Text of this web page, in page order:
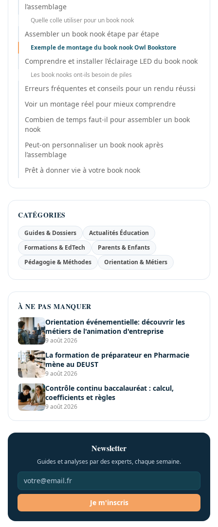
l’assemblage
Quelle colle utiliser pour un book nook
Assembler un book nook étape par étape
Exemple de montage du book nook Owl Bookstore
Comprendre et installer l’éclairage LED du book nook
Les book nooks ont-ils besoin de piles
Erreurs fréquentes et conseils pour un rendu réussi
Voir un montage réel pour mieux comprendre
Combien de temps faut-il pour assembler un book
nook
Peut-on personnaliser un book nook après
l’assemblage
Prêt à donner vie à votre book nook
CATÉGORIES
Guides & Dossiers
Actualités Éducation
Formations & EdTech
Parents & Enfants
Pédagogie & Méthodes
Orientation & Métiers
À NE PAS MANQUER
Orientation événementielle: découvrir les
métiers de l'animation d'entreprise
9 août 2026
La formation de préparateur en Pharmacie
mène au DEUST
9 août 2026
Contrôle continu baccalauréat : calcul,
coefficients et règles
9 août 2026
Newsletter
Guides et analyses par des experts, chaque semaine.
Je m'inscris